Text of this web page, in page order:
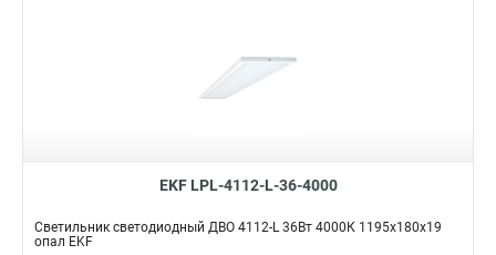
EKF LPL-4112-L-36-4000
Светильник светодиодный ДВО 4112-L 36Вт 4000К 1195х180х19
опал EKF